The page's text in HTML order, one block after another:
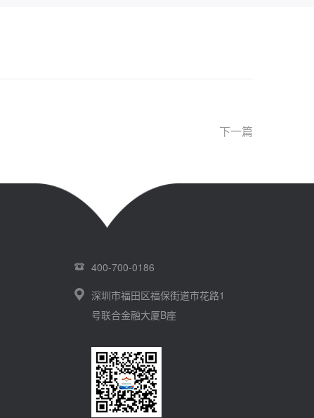
下一篇
400-700-0186
深圳市福田区福保街道市花路1
号联合金融大厦B座